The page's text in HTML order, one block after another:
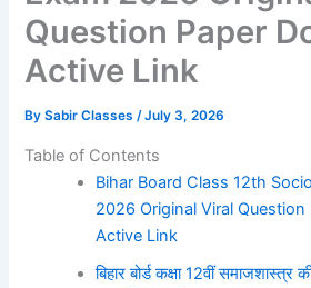
Question Paper
Active Link
BySabir Classes/July 3, 2026
Table of Contents
Bihar Board Class 12th
2026 Original Viral
Active Link
बिहार बोर्ड कक्षा 12वीं